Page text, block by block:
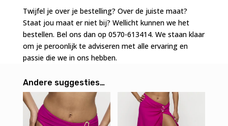
Magenta
aantal
Twijfel je over je bestelling? Over de juiste maat?
Staat jou maat er niet bij? Wellicht kunnen we het
bestellen. Bel ons dan op 0570-613414. We staan klaar
om je peroonlijk te adviseren met alle ervaring en
passie die we in ons hebben.
Andere suggesties…